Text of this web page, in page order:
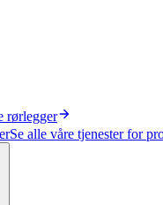
rørlegger
Se alle våre tjenester for